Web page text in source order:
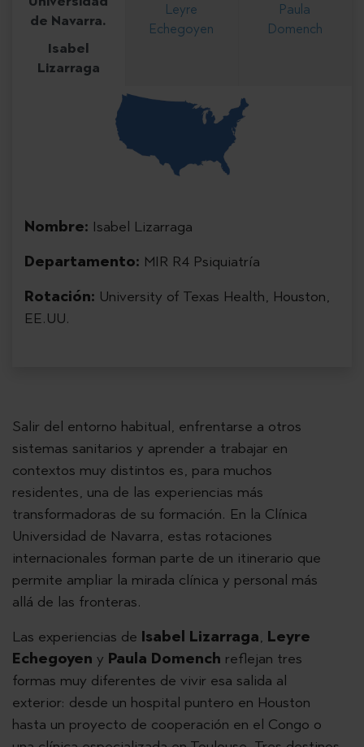
Isabel
Lizarraga
Leyre
Echegoyen
Paula
Domench
Nombre: Isabel Lizarraga
Departamento: MIR R4 Psiquiatría
Rotación: University of Texas Health, Houston,
EE.UU.
Salir del entorno habitual, enfrentarse a otros
sistemas sanitarios y aprender a trabajar en
contextos muy distintos es, para muchos
residentes, una de las experiencias más
transformadoras de su formación. En la Clínica
Universidad de Navarra, estas rotaciones
internacionales forman parte de un itinerario que
permite ampliar la mirada clínica y personal más
allá de las fronteras.
Las experiencias de Isabel Lizarraga, Leyre
Echegoyen y Paula Domench reflejan tres
formas muy diferentes de vivir esa salida al
exterior: desde un hospital puntero en Houston
hasta un proyecto de cooperación en el Congo o